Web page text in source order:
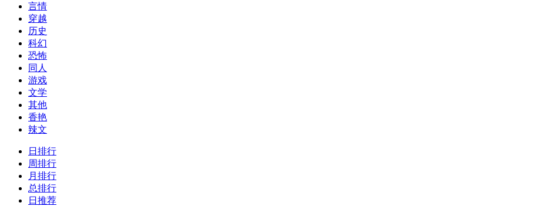
言情
穿越
历史
科幻
恐怖
同人
游戏
文学
其他
香艳
辣文
日排行
周排行
月排行
总排行
日推荐